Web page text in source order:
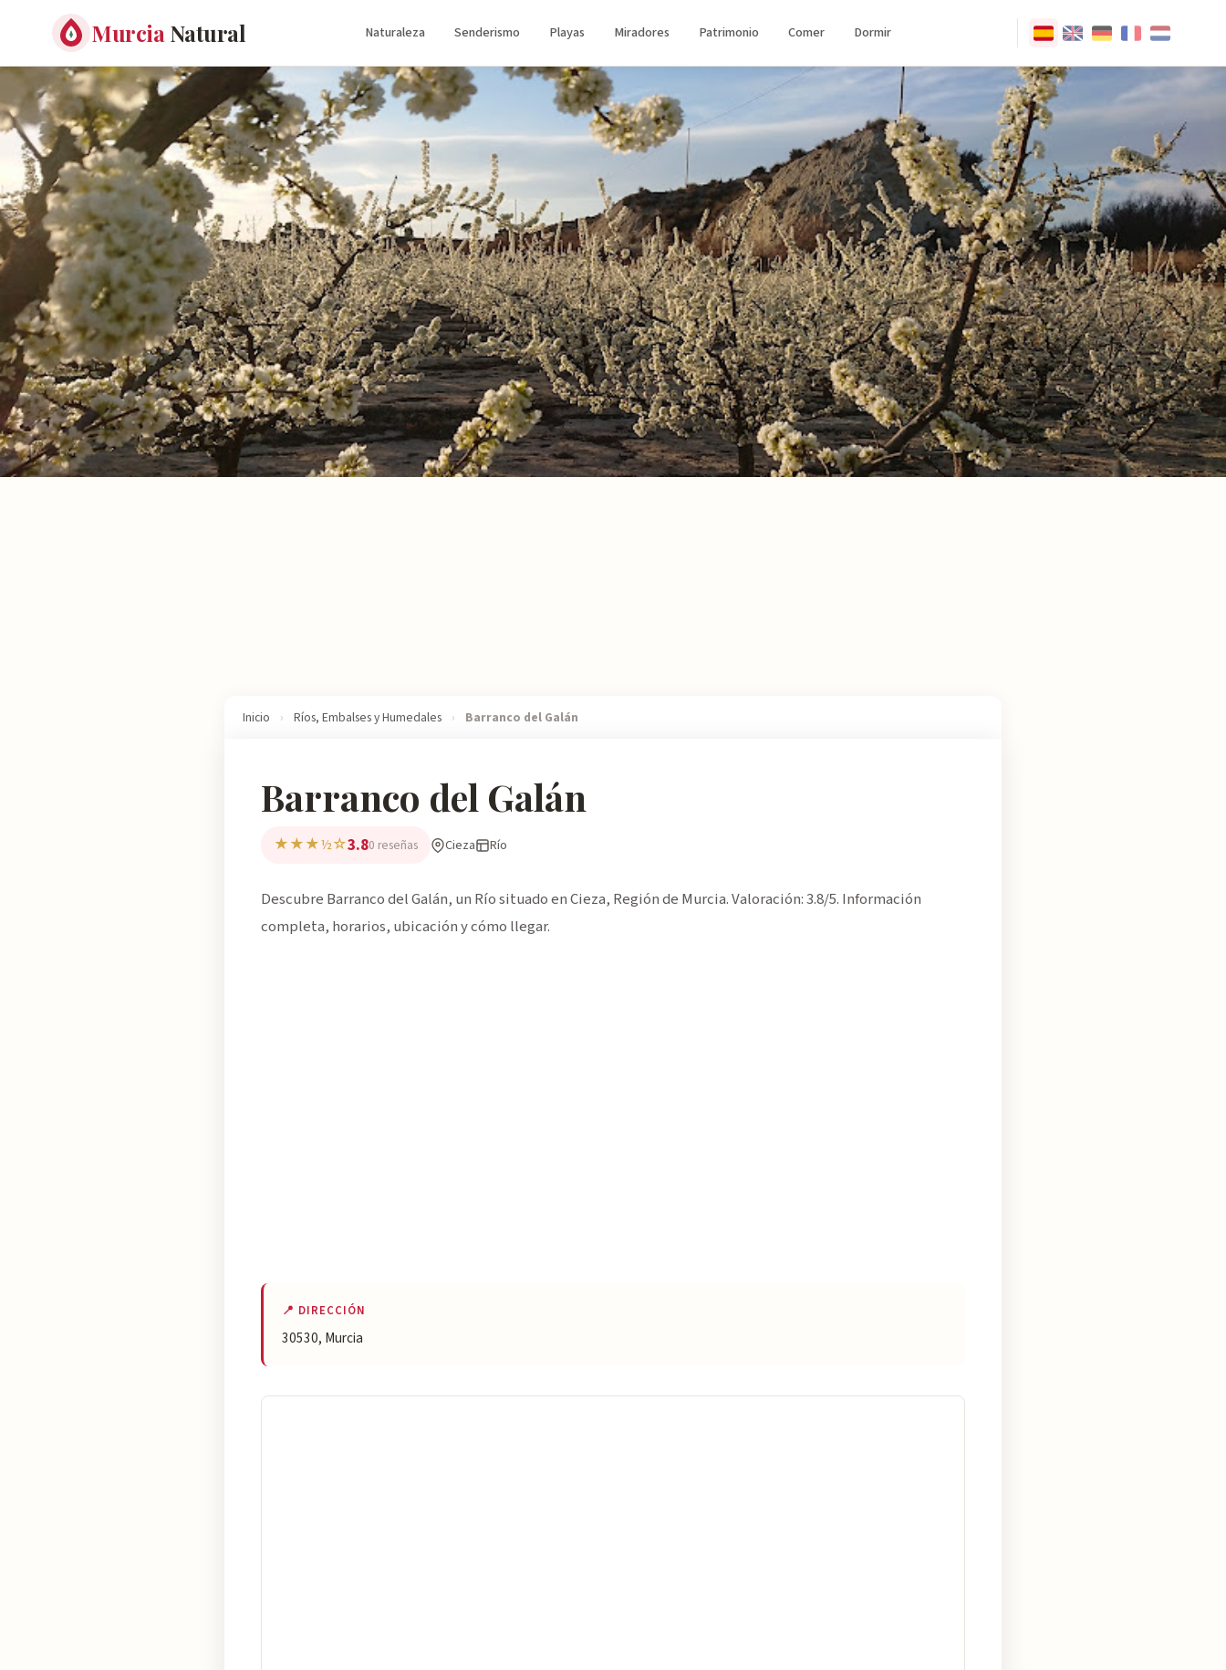
Murcia Natural Naturaleza Senderismo Playas Miradores Patrimonio Comer Dormir
Inicio › Ríos, Embalses y Humedales › Barranco del Galán
Barranco del Galán
★★★½☆3.80 reseñas Cieza Río
Descubre Barranco del Galán, un Río situado en Cieza, Región de Murcia. Valoración: 3.8/5. Información
completa, horarios, ubicación y cómo llegar.
📍 DIRECCIÓN
30530, Murcia